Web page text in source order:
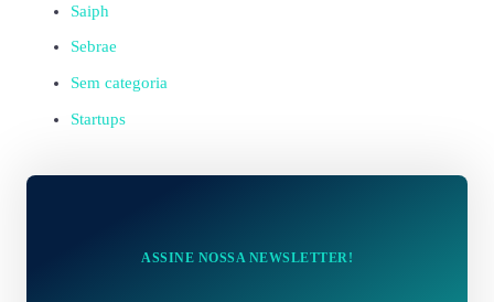
Saiph
Sebrae
Sem categoria
Startups
ASSINE NOSSA NEWSLETTER!